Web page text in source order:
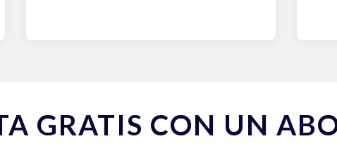
GRATIS CON UN